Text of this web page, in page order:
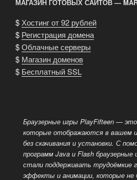
МАГАЗИН ГОТОВЫХ САЙТОВ —
$ Хостинг от 92 рублей
$ Регистрация домена
$Облачные серверы
$ Магазин доменов
$ Бесплатный SSL
Браузерные игры PlayFifteen —
которые отображаются в вашем
без скачивания и установки. С
программ Java и Flash
стали поддерживать трудоёмкие
эффекты и анимации, которые